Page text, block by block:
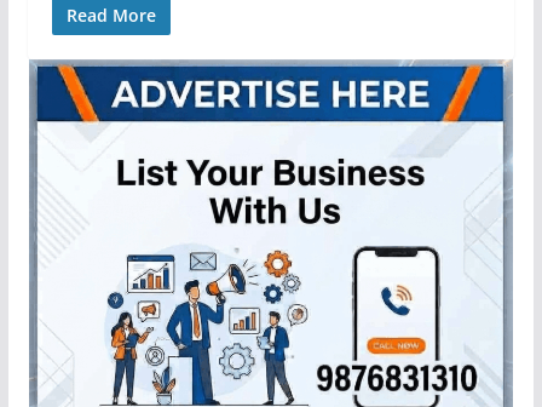
Read More